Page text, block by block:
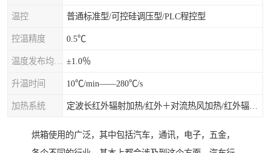
温控 普通标准型/可控硅调压型/PLC程控型
控温精度 0.5℃
±1.0％
升温时间 10℃/min——280℃/s
加热系统
烘箱使用的广泛，其中包括汽车，通讯，电子，五金，